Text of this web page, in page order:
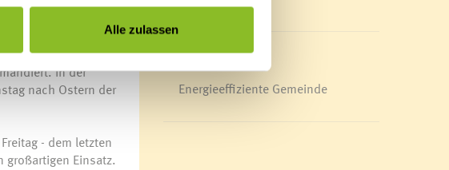
Alle zulassen
Am
in
betonte
In der
nach Ostern der
- dem letzten
Einsatz.
Energieeffiziente Gemeinde